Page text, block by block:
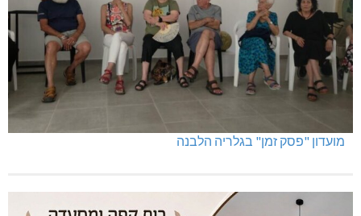
מועדון "פסק זמן" בגלריה הלבנה